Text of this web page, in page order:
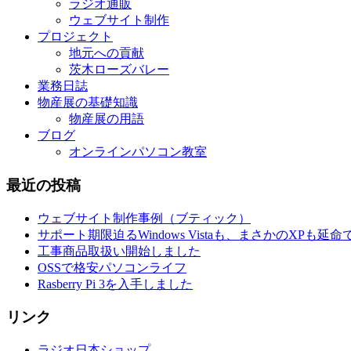
ラジオ通販
ウェブサイト制作
プロジェクト
地元への貢献
茨木ローズバレー
業務日誌
物産展の基礎知識
物産展の用語
ブログ
オンラインパソコン教室
最近の投稿
ウェブサイト制作事例（ブティック）
サポート期限迫るWindows Vistaも、まさかのXPも延命
工事商品取扱い開始しました
OSSで格安パソコンライフ
Rasberry Pi 3を入手しました
リンク